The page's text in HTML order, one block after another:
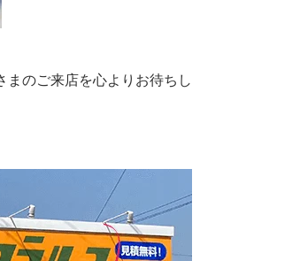
のご来店を心よりお待ちし